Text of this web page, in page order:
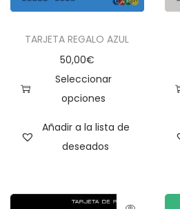
TARJETA REGALO AZUL
50,00€
Seleccionar
opciones
Añadir a la lista de
deseados